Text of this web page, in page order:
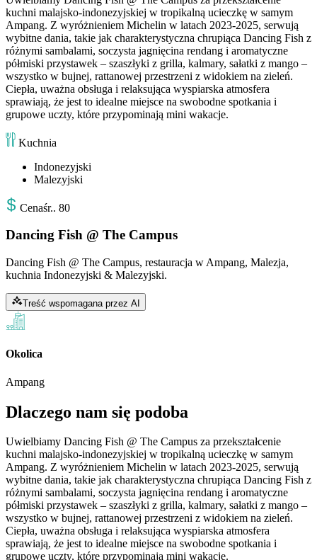
kuchni malajsko-indonezyjskiej w tropikalną ucieczkę w samym
Ampang. Z wyróżnieniem Michelin w latach 2023-2025, serwują
wybitne dania, takie jak charakterystyczna chrupiąca Dancing Fish z
różnymi sambalami, soczysta jagnięcina rendang i aromatyczne
półmiski przystawek – szaszłyki z grilla, kalmary, sałatki z mango –
wszystko w bujnej, rattanowej przestrzeni z widokiem na zieleń.
Ciepła, uważna obsługa i relaksująca wyspiarska atmosfera
sprawiają, że jest to idealne miejsce na swobodne spotkania i
grupowe uczty, które przypominają mini wakacje.
Kuchnia
Indonezyjski
Malezyjski
Cenaśr.. 80
Dancing Fish @ The Campus
Dancing Fish @ The Campus, restauracja w Ampang, Malezja,
kuchnia Indonezyjski & Malezyjski.
Treść wspomagana przez AI
Okolica
Ampang
Dlaczego nam się podoba
Uwielbiamy Dancing Fish @ The Campus za przekształcenie
kuchni malajsko-indonezyjskiej w tropikalną ucieczkę w samym
Ampang. Z wyróżnieniem Michelin w latach 2023-2025, serwują
wybitne dania, takie jak charakterystyczna chrupiąca Dancing Fish z
różnymi sambalami, soczysta jagnięcina rendang i aromatyczne
półmiski przystawek – szaszłyki z grilla, kalmary, sałatki z mango –
wszystko w bujnej, rattanowej przestrzeni z widokiem na zieleń.
Ciepła, uważna obsługa i relaksująca wyspiarska atmosfera
sprawiają, że jest to idealne miejsce na swobodne spotkania i
grupowe uczty, które przypominają mini wakacje.